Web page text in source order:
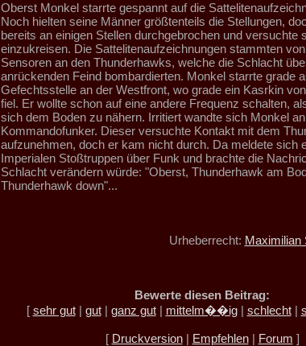
Oberst Monkel starrte gespannt auf die
Noch hielten seine Männer größtenteils die Stellungen,
bereits an einigen Stellen durchgebrochen und versuchte
einzukreisen. Die Sattelitenaufzeichnungen stammten
Sensoren an den Thunderhawks, welche die Schlacht
anrückenden Feind bombardierten. Monkel starrte grade
Gefechtsstelle an der Westfront, wo grade ein Kasrkin
fiel. Er wollte schon auf eine andere Frequenz schalten,
sich dem Boden zu nähern. Irritiert wandte sich Monkel
Kommandofunker. Dieser versuchte Kontakt mit dem
aufzunehmen, doch er kam nicht durch. Da meldete sich
Imperialen Stoßtruppen über Funk und brachte die
Schlacht verändern würde: "Oberst, Thunderhawk am
Thunderhawk down"...
Urheberrecht: Maximilian
Bewerte diesen Beitrag:
[ sehr gut| gut| ganz gut| mittelm��ig| schlecht|
[ Druckversion| Empfehlen| Forum ]